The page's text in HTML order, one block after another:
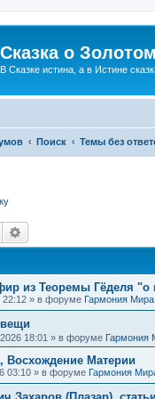
Сказка о
В Сказке истина, а в Истине
Поиск Темы без
Поиск
из Теоремы Гёделя "о
22:12 » в форуме Гармония Мира
18:01 » в форуме Гармония
Восхождение Материи
03:10 » в форуме Гармония